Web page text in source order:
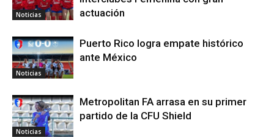
Noticias
actuación
Noticias
Puerto Rico logra empate histórico
ante México
Noticias
Metropolitan FA arrasa en su primer
partido de la CFU Shield